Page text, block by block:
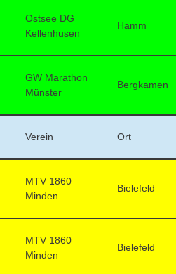
Ostsee DG
Kellenhusen
Hamm
GW Marathon
Münster
Bergkamen
Verein Ort
MTV 1860
Minden
Bielefeld
MTV 1860
Minden
Bielefeld